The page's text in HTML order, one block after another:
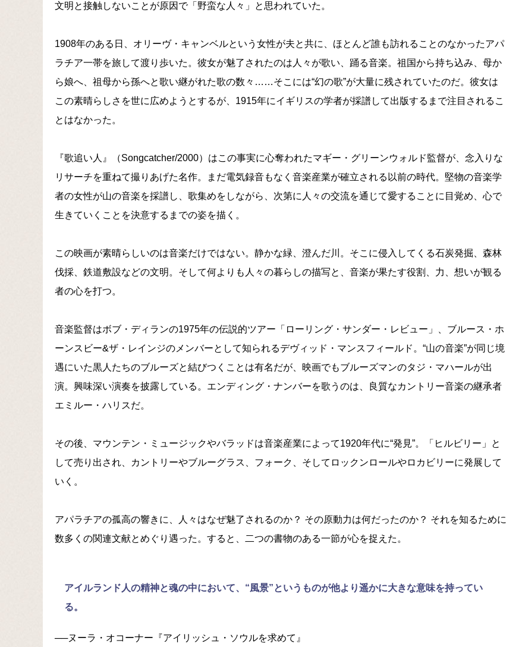
文明と接触しないことが原因で「野蛮な人々」と思われていた。
1908年のある日、オリーヴ・キャンベルという女性が夫と共に、ほとんど誰も訪れることのなかったアパ
ラチア一帯を旅して渡り歩いた。彼女が魅了されたのは人々が歌い、踊る音楽。祖国から持ち込み、母か
ら娘へ、祖母から孫へと歌い継がれた歌の数々……そこには“幻の歌”が大量に残されていたのだ。彼女は
この素晴らしさを世に広めようとするが、1915年にイギリスの学者が採譜して出版するまで注目されるこ
とはなかった。
『歌追い人』（Songcatcher/2000）はこの事実に心奪われたマギー・グリーンウォルド監督が、念入りな
リサーチを重ねて撮りあげた名作。まだ電気録音もなく音楽産業が確立される以前の時代。堅物の音楽学
者の女性が山の音楽を採譜し、歌集めをしながら、次第に人々の交流を通じて愛することに目覚め、心で
生きていくことを決意するまでの姿を描く。
この映画が素晴らしいのは音楽だけではない。静かな緑、澄んだ川。そこに侵入してくる石炭発掘、森林
伐採、鉄道敷設などの文明。そして何よりも人々の暮らしの描写と、音楽が果たす役割、力、想いが観る
者の心を打つ。
音楽監督はボブ・ディランの1975年の伝説的ツアー「ローリング・サンダー・レビュー」、ブルース・ホ
ーンスビー&ザ・レインジのメンバーとして知られるデヴィッド・マンスフィールド。“山の音楽”が同じ境
遇にいた黒人たちのブルーズと結びつくことは有名だが、映画でもブルーズマンのタジ・マハールが出
演。興味深い演奏を披露している。エンディング・ナンバーを歌うのは、良質なカントリー音楽の継承者
エミルー・ハリスだ。
その後、マウンテン・ミュージックやバラッドは音楽産業によって1920年代に“発見”。「ヒルビリー」と
して売り出され、カントリーやブルーグラス、フォーク、そしてロックンロールやロカビリーに発展して
いく。
アパラチアの孤高の響きに、人々はなぜ魅了されるのか？ その原動力は何だったのか？ それを知るために
数多くの関連文献とめぐり遇った。すると、二つの書物のある一節が心を捉えた。
アイルランド人の精神と魂の中において、“風景”というものが他より遥かに大きな意味を持ってい
る。
──ヌーラ・オコーナー『アイリッシュ・ソウルを求めて』